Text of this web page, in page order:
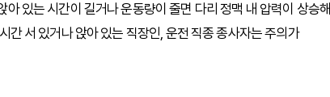
있는 시간이 길거나 운동량이 줄면 다리 정맥 내 압력이 상승해
간 서 있거나 앉아 있는 직장인, 운전 직종 종사자는 주의가